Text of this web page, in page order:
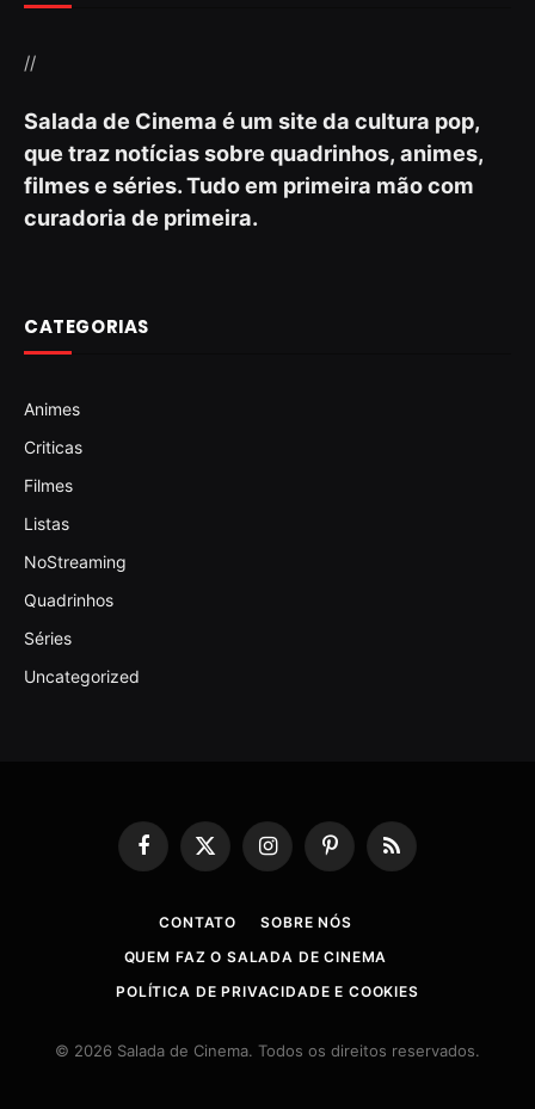
//
Salada de Cinema é um site da cultura pop,
que traz notícias sobre quadrinhos, animes,
filmes e séries. Tudo em primeira mão com
curadoria de primeira.
CATEGORIAS
Animes
Criticas
Filmes
Listas
NoStreaming
Quadrinhos
Séries
Uncategorized
Facebook
X
(Twitter)
InstagramPinterestRSS
CONTATO
SOBRE NÓS
QUEM FAZ O SALADA DE CINEMA
POLÍTICA DE PRIVACIDADE E COOKIES
© 2026 Salada de Cinema. Todos os direitos reservados.